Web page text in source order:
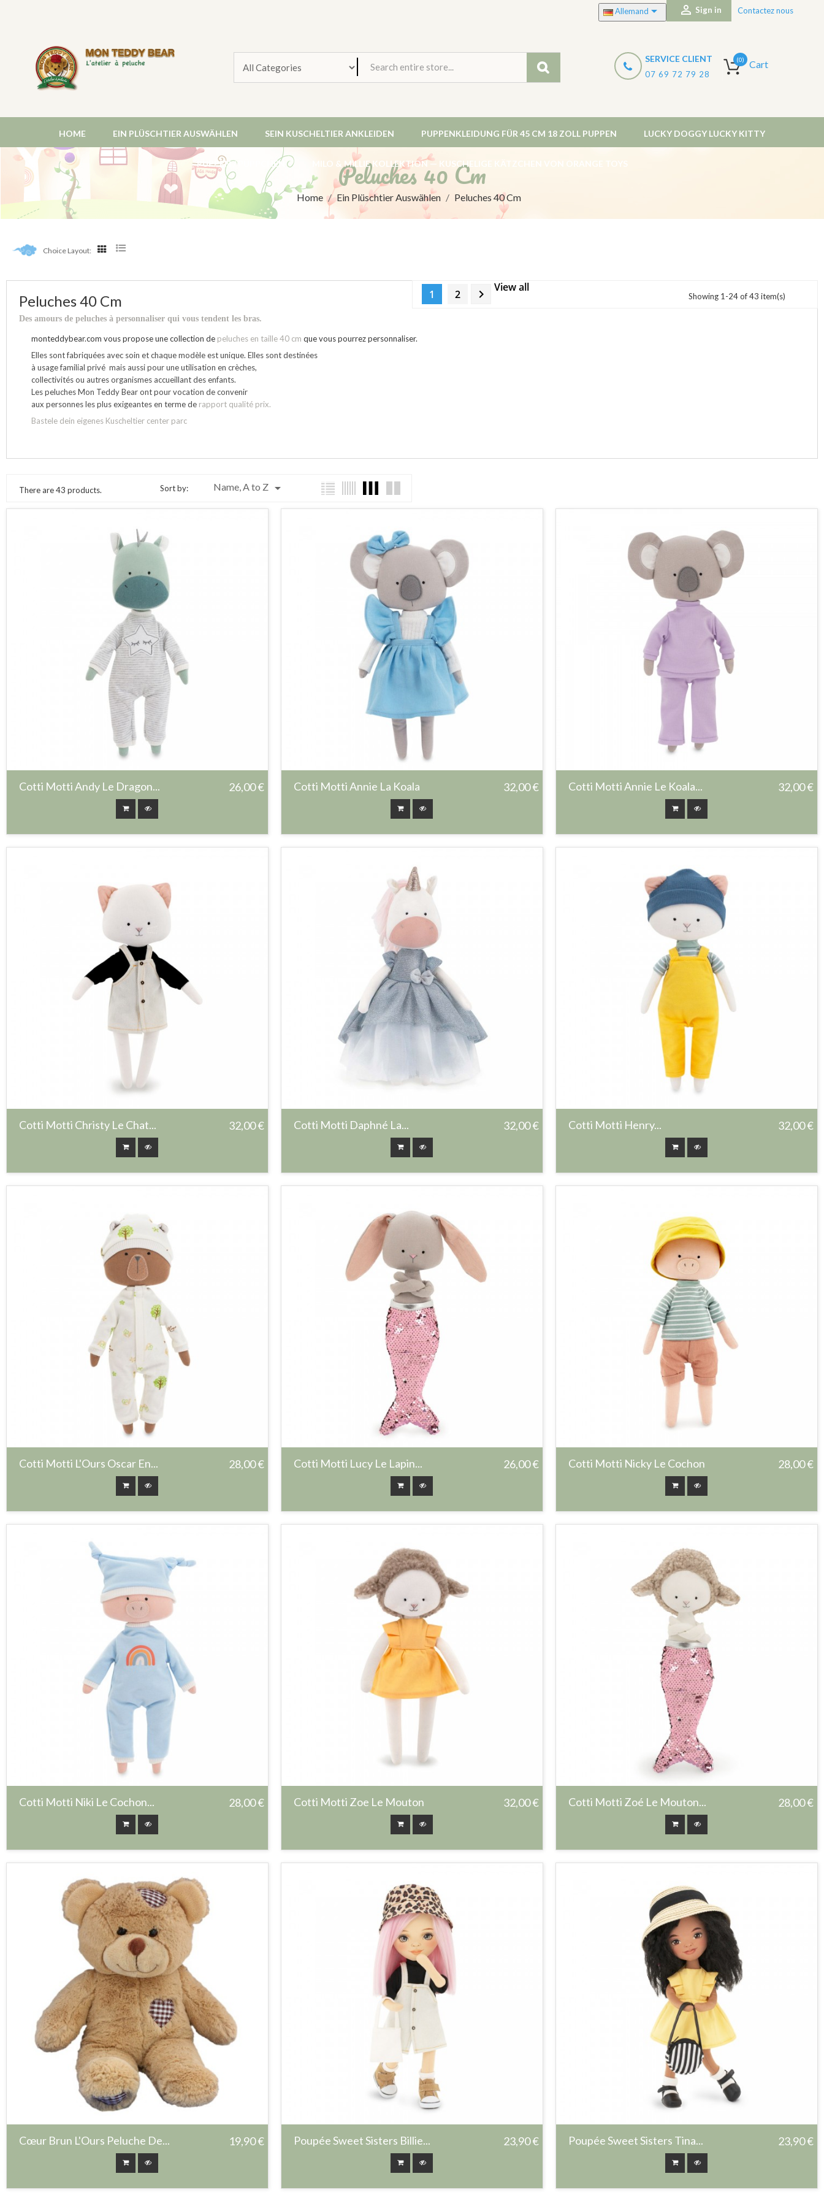
Allemand  Sign in Contactez nous
Cart
(0)
SERVICE CLIENT
07 69 72 79 28
HOME EIN PLÜSCHTIER AUSWÄHLEN SEIN KUSCHELTIER ANKLEIDEN PUPPENKLEIDUNG FÜR 45 CM 18 ZOLL PUPPEN LUCKY DOGGY LUCKY KITTY
PUPPEN / PÜPPCHEN MILO & MILLIE KOLLEKTION — KUSCHELIGE KÄTZCHEN VON ORANGE TOYS
Peluches 40 Cm
Home Ein Plüschtier Auswählen Peluches 40 Cm
Choice Layout:
Peluches 40 Cm
Des amours de peluches à personnaliser qui vous tendent les bras.
monteddybear.com vous propose une collection de peluches en taille 40 cm que vous pourrez personnaliser.
Elles sont fabriquées avec soin et chaque modèle est unique. Elles sont destinées
à usage familial privé mais aussi pour une utilisation en crèches,
collectivités ou autres organismes accueillant des enfants.
Les peluches Mon Teddy Bear ont pour vocation de convenir
aux personnes les plus exigeantes en terme de rapport qualité prix.
Bastele dein eigenes Kuscheltier center parc
There are 43 products. Sort by: Name, A to Z 
Showing 1-24 of 43 item(s)
1 2  View all
Cotti Motti Andy Le Dragon... 26,00 € Cotti Motti Annie La Koala 32,00 € Cotti Motti Annie Le Koala... 32,00 €
Cotti Motti Christy Le Chat... 32,00 € Cotti Motti Daphné La... 32,00 € Cotti Motti Henry... 32,00 €
Cotti Motti L'Ours Oscar En... 28,00 € Cotti Motti Lucy Le Lapin... 26,00 € Cotti Motti Nicky Le Cochon 28,00 €
Cotti Motti Niki Le Cochon... 28,00 € Cotti Motti Zoe Le Mouton 32,00 € Cotti Motti Zoé Le Mouton... 28,00 €
Cœur Brun L'Ours Peluche De... 19,90 € Poupée Sweet Sisters Billie... 23,90 € Poupée Sweet Sisters Tina... 23,90 €